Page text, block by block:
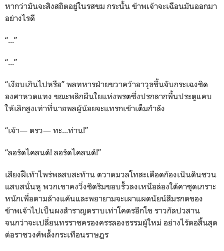
หากว่ามันจะสิงสถิตอยู่ในรสขม กระนั้น ข้าพเจ้าจะเฉือนมันออกมา
อย่างไรดี
“...”
“...”
“เงียบเกินไปหรือ” พลทหารฝ่ายขวาคว้าอาวุธขึ้นจับกระเฉงชิด
องศาหวดแทง ขณะพลิกผืนใยแห่งพรตซึ่งปรกลากพื้นประตูแคบ
ให้เลิกสูงเท่าที่นายพลผู้น้อยจะแทรกเข้าเต็มกำลัง
“เจ้า— ตรว— ทะ...ท่าน!”
“ลอร์ดไคลนด์! ลอร์ดไคลนด์!”
เสียงฝีเท้าไพร่พลสบสะท้าน ตวาดมวลโทสะเดือดก้องเนินดินชวน
แสบสนั่นหู พวกเขาคงวิ่งชิดริมขอบรั้วลงเหนือล่องใต้คาชุดเกราะ
หนักเพื่อตามล้างแค้นและพยายามจะเผาแผดนัยน์สีมรกตของ
ข้าพเจ้าไปเป็นผงสำราญตราบเท่าโคตรอีกโข ราวกัลปวสาน
จนกว่าจะเปลี่ยนทรราชครองครรลองธรรมผู้ใหม่ อย่างไร้ตอสิ้นสุด
ต่อราชวงศ์พลั้งกระเทือนราษฎร